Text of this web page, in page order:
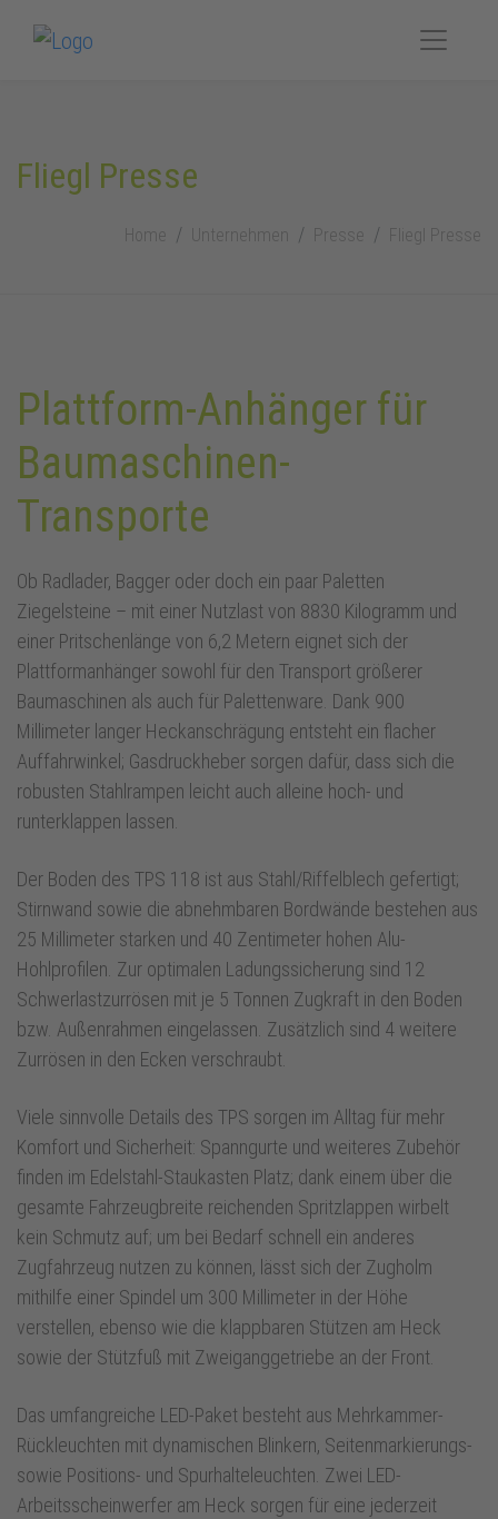
Fliegl Presse
Home Unternehmen Presse Fliegl Presse
Plattform-Anhänger für
Baumaschinen-
Transporte
Ob Radlader, Bagger oder doch ein paar Paletten
Ziegelsteine – mit einer Nutzlast von 8830 Kilogramm und
einer Pritschenlänge von 6,2 Metern eignet sich der
Plattformanhänger sowohl für den Transport größerer
Baumaschinen als auch für Palettenware. Dank 900
Millimeter langer Heckanschrägung entsteht ein flacher
Auffahrwinkel; Gasdruckheber sorgen dafür, dass sich die
robusten Stahlrampen leicht auch alleine hoch- und
runterklappen lassen.
Der Boden des TPS 118 ist aus Stahl/Riffelblech gefertigt;
Stirnwand sowie die abnehmbaren Bordwände bestehen aus
25 Millimeter starken und 40 Zentimeter hohen Alu-
Hohlprofilen. Zur optimalen Ladungssicherung sind 12
Schwerlastzurrösen mit je 5 Tonnen Zugkraft in den Boden
bzw. Außenrahmen eingelassen. Zusätzlich sind 4 weitere
Zurrösen in den Ecken verschraubt.
Viele sinnvolle Details des TPS sorgen im Alltag für mehr
Komfort und Sicherheit: Spanngurte und weiteres Zubehör
finden im Edelstahl-Staukasten Platz; dank einem über die
gesamte Fahrzeugbreite reichenden Spritzlappen wirbelt
kein Schmutz auf; um bei Bedarf schnell ein anderes
Zugfahrzeug nutzen zu können, lässt sich der Zugholm
mithilfe einer Spindel um 300 Millimeter in der Höhe
verstellen, ebenso wie die klappbaren Stützen am Heck
sowie der Stützfuß mit Zweiganggetriebe an der Front.
Das umfangreiche LED-Paket besteht aus Mehrkammer-
Rückleuchten mit dynamischen Blinkern, Seitenmarkierungs-
sowie Positions- und Spurhalteleuchten. Zwei LED-
Arbeitsscheinwerfer am Heck sorgen für eine jederzeit